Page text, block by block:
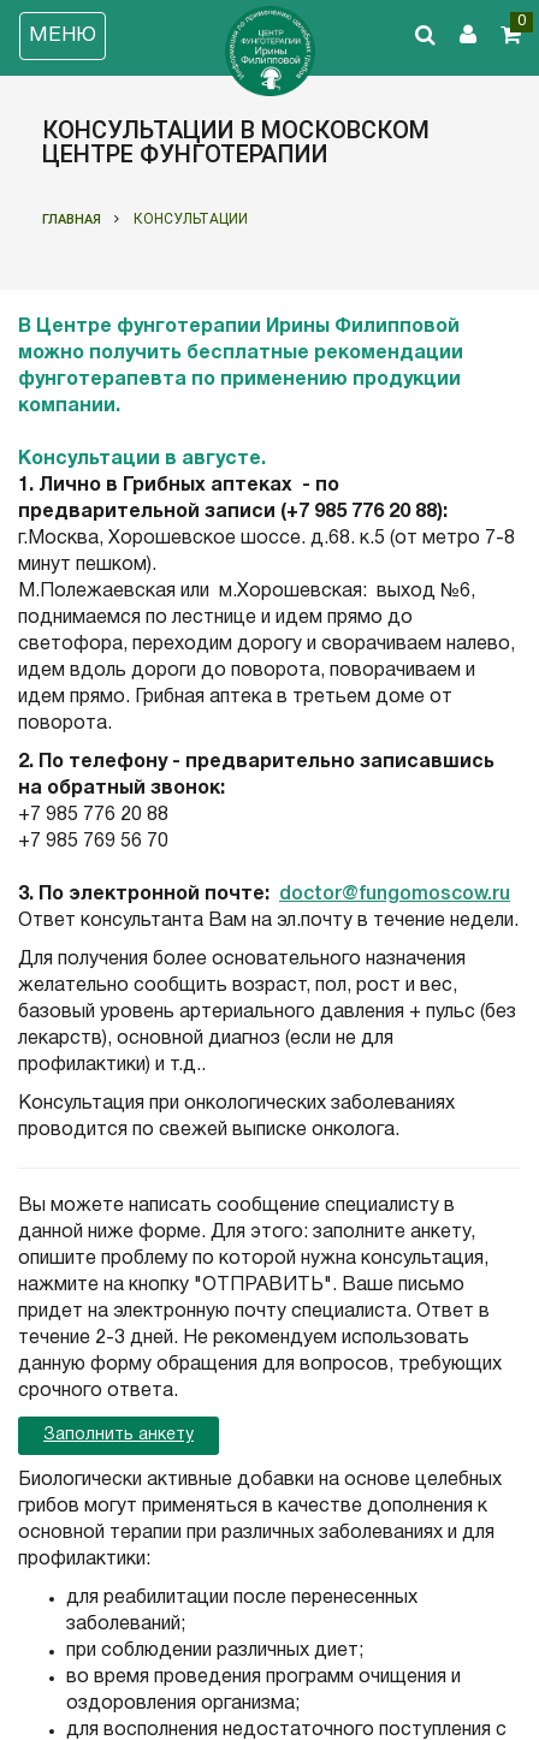
МЕНЮ
0
КОНСУЛЬТАЦИИ В МОСКОВСКОМ
ЦЕНТРЕ ФУНГОТЕРАПИИ
ГЛАВНАЯ КОНСУЛЬТАЦИИ
В Центре фунготерапии Ирины Филипповой
можно получить бесплатные рекомендации
фунготерапевта по применению продукции
компании.
Консультации в августе.
1. Лично в Грибных аптеках - по
предварительной записи (+7 985 776 20 88):
г.Москва, Хорошевское шоссе. д.68. к.5 (от метро 7-8
минут пешком).
М.Полежаевская или м.Хорошевская: выход №6,
поднимаемся по лестнице и идем прямо до
светофора, переходим дорогу и сворачиваем налево,
идем вдоль дороги до поворота, поворачиваем и
идем прямо. Грибная аптека в третьем доме от
поворота.
2. По телефону - предварительно записавшись
на обратный звонок:
+7 985 776 20 88
+7 985 769 56 70
3. По электронной почте:
doctor@fungomoscow.ru
Ответ консультанта Вам на эл.почту в течение недели.
Для получения более основательного назначения
желательно сообщить возраст, пол, рост и вес,
базовый уровень артериального давления + пульс (без
лекарств), основной диагноз (если не для
профилактики) и т.д..
Консультация при онкологических заболеваниях
проводится по свежей выписке онколога.
Вы можете написать сообщение специалисту в
данной ниже форме. Для этого: заполните анкету,
опишите проблему по которой нужна консультация,
нажмите на кнопку "ОТПРАВИТЬ". Ваше письмо
придет на электронную почту специалиста. Ответ в
течение 2-3 дней. Не рекомендуем использовать
данную форму обращения для вопросов, требующих
срочного ответа.
Заполнить анкету
Биологически активные добавки на основе целебных
грибов могут применяться в качестве дополнения к
основной терапии при различных заболеваниях и для
профилактики:
для реабилитации после перенесенных
заболеваний;
при соблюдении различных диет;
во время проведения программ очищения и
оздоровления организма;
для восполнения недостаточного поступления с